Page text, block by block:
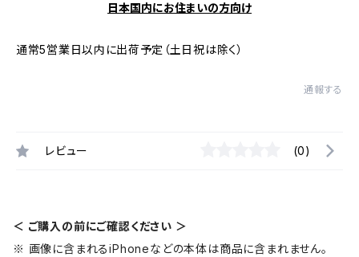
日本国内にお住まいの方向け
通常5営業日以内に出荷予定（土日祝は除く）
通報する
レビュー (0)
＜ ご購入の前にご確認ください ＞
※ 画像に含まれるiPhoneなどの本体は商品に含まれません。